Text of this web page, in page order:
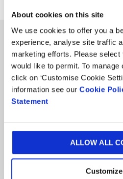
About cookies on this site
We use cookies to offer you a
experience, analyse site traffic
marketing efforts. Please
would like to permit. To
click on ‘Customise Cookie
information see our Cookie
Statement
ALLOW ALL
Customize
&
Services
Secteurs de marché